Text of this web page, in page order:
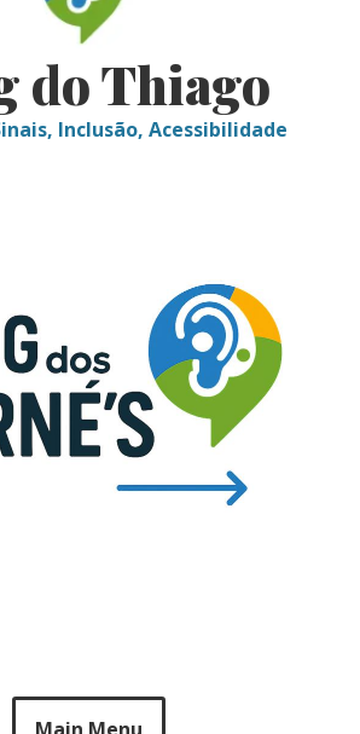
do Thiago
Inclusão, Acessibilidade